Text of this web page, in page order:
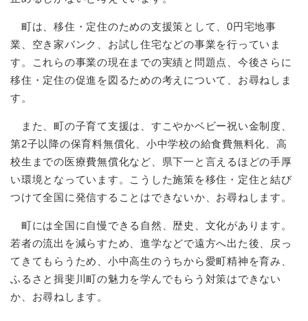
町は、移住・定住のための支援策として、0円宅地事
業、空き家バンク、お試し住宅などの事業を行っていま
す。これらの事業の現在までの実績と問題点、今後さらに
移住・定住の促進を図るための考えについて、お尋ねしま
す。
また、町の子育て支援は、すこやかベビー祝い金制度、
第2子以降の保育料無償化、小中学校の給食費無料化、高
校生までの医療費無償化など、県下一と言えるほどの手厚
い環境となっています。こうした施策を移住・定住と結び
つけて全国に発信することはできないか、お尋ねします。
町には全国に自慢できる自然、歴史、文化があります。
若者の流出を減らすため、進学などで遠方へ出た後、戻っ
てきてもらうため、小中高生のうちから愛町精神を育み、
ふるさと揖斐川町の魅力を学んでもらう対策はできない
か、お尋ねします。